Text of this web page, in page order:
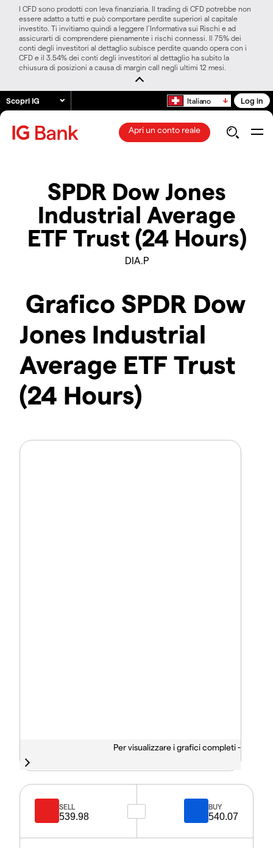
I CFD sono prodotti con leva finanziaria. Il trading di CFD potrebbe non
essere adatto a tutti e può comportare perdite superiori al capitale
investito. Ti invitiamo quindi a leggere l’Informativa sui Rischi e ad
assicurarti di comprendere pienamente i rischi connessi. Il 75% dei
conti degli investitori al dettaglio subisce perdite quando opera con i
CFD e il 3.54% dei conti degli investitori al dettaglio ha subito la
chiusura di posizioni a causa di margin call negli ultimi 12 mesi.
Scopri IG Italiano Log in
Apri un conto reale
SPDR Dow Jones
Industrial Average
ETF Trust (24 Hours)
DIA.P
Grafico SPDR Dow
Jones Industrial
Average ETF Trust
(24 Hours)
Per visualizzare i grafici completi -
SELL
539.98
BUY
540.07